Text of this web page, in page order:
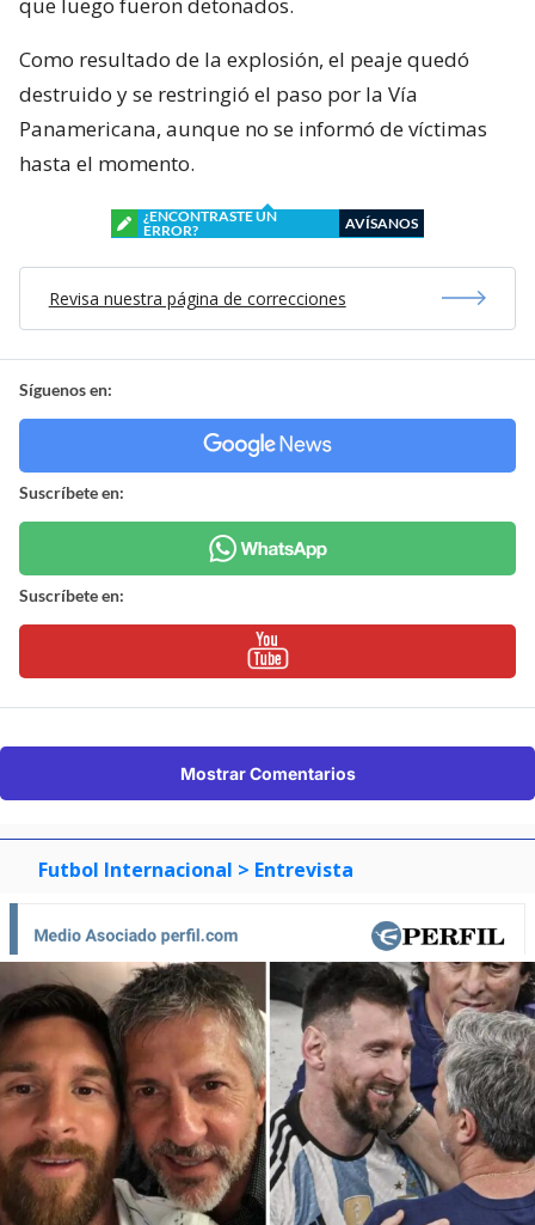
Como resultado de la explosión, el peaje quedó
destruido y se restringió el paso por la Vía
Panamericana, aunque no se informó de víctimas
hasta el momento.
¿ENCONTRASTE UN
ERROR?
AVÍSANOS
Revisa nuestra página de correcciones
Síguenos en:
Suscríbete en:
Suscríbete en:
Mostrar Comentarios
Futbol Internacional > Entrevista